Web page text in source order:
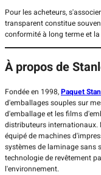
Pour les acheteurs,
transparent constitue
conformité à long terme et
À propos de
Fondée en 1998,Paquet
d'emballages souples sur
d'emballage et les films
distributeurs internationaux.
équipé de machines
systèmes de laminage sans
technologie de revêtement
l'environnement.